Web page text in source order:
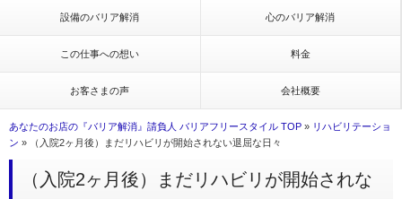
設備のバリア解消 心のバリア解消
この仕事への想い 料金
お客さまの声 会社概要
あなたのお店の『バリア解消』請負人 バリアフリースタイル TOP » リハビリテーショ
ン » （入院2ヶ月後）まだリハビリが開始されない退屈な日々
（入院2ヶ月後）まだリハビリが開始されな